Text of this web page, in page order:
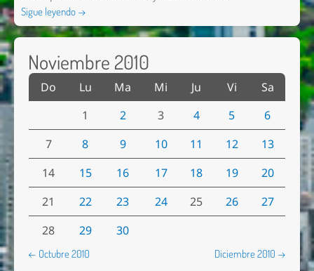
Sigue leyendo →
Noviembre 2010
Do Lu Ma Mi Ju Vi
Sa
1
2 3 4 5
6
7
8 9 10 11 12
13
14
15 16 17 18 19
20
21
22 23 24 25 26
27
28
29 30
← Octubre 2010 Diciembre 2010 →